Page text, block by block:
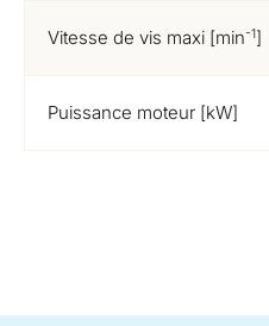
Vitesse de vis maxi [min-1]
Puissance moteur [kW]